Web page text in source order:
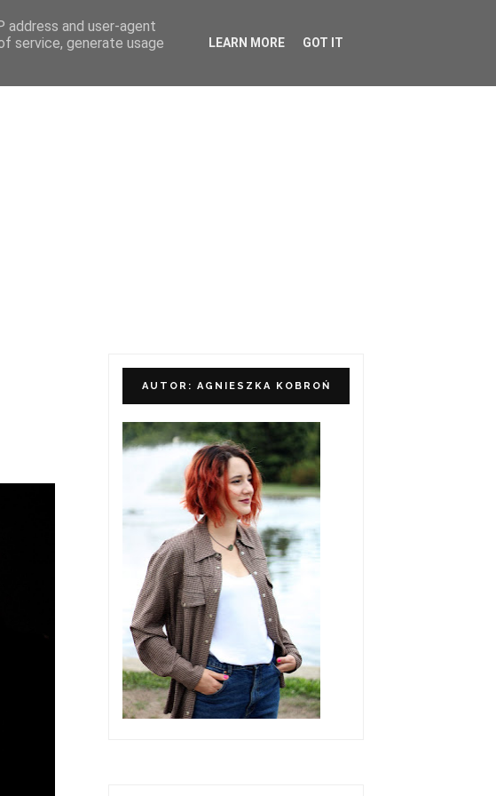
WSPÓŁPRACA I KONTAKT
AUTOR: AGNIESZKA KOBROŃ
address and user-agent
service, generate usage
LEARN MORE GOT IT